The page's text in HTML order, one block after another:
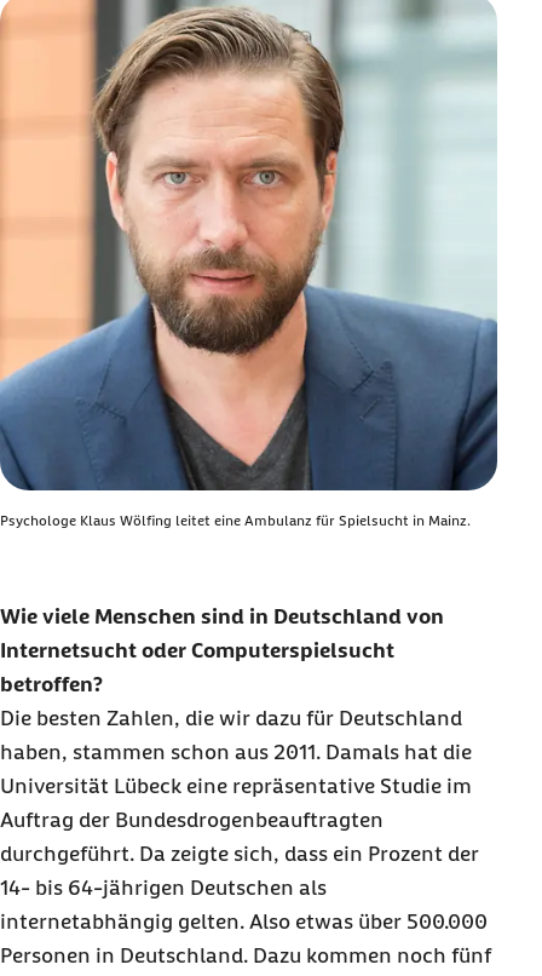
Psychologe Klaus Wölfing leitet eine Ambulanz für Spielsucht in Mainz.
Wie viele Menschen sind in Deutschland von
Internetsucht oder Computerspielsucht
betroffen?
Die besten Zahlen, die wir dazu für Deutschland
haben, stammen schon aus 2011. Damals hat die
Universität Lübeck eine repräsentative Studie im
Auftrag der Bundesdrogenbeauftragten
durchgeführt. Da zeigte sich, dass ein Prozent der
14- bis 64-jährigen Deutschen als
internetabhängig gelten. Also etwas über 500.000
Personen in Deutschland. Dazu kommen noch fünf